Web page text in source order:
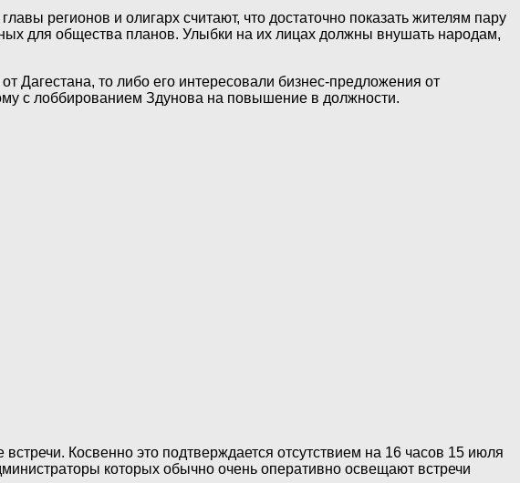
регионов и олигарх считают, что достаточно показать жителям пару
для общества планов. Улыбки на их лицах должны внушать народам,
Дагестана, то либо его интересовали бизнес-предложения от
с лоббированием Здунова на повышение в должности.
Косвенно это подтверждается отсутствием на 16 часов 15 июля
которых обычно очень оперативно освещают встречи